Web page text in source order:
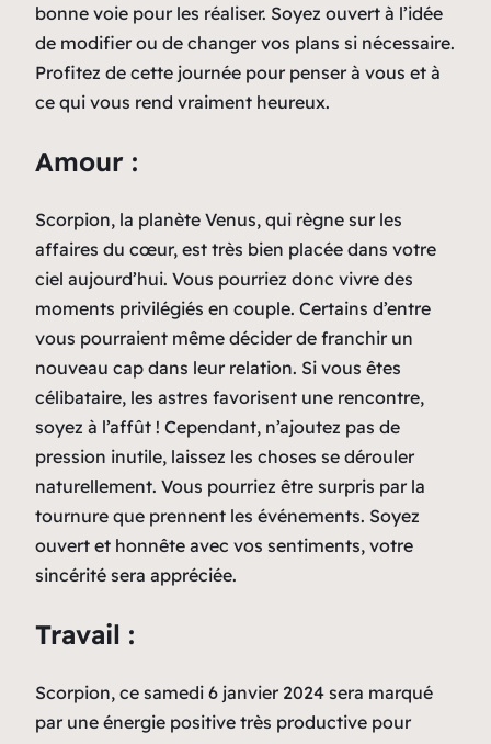
bonne voie pour les réaliser. Soyez ouvert à l’idée
de modifier ou de changer vos plans si nécessaire.
Profitez de cette journée pour penser à vous et à
ce qui vous rend vraiment heureux.
Amour :
Scorpion, la planète Venus, qui règne sur les
affaires du cœur, est très bien placée dans votre
ciel aujourd’hui. Vous pourriez donc vivre des
moments privilégiés en couple. Certains d’entre
vous pourraient même décider de franchir un
nouveau cap dans leur relation. Si vous êtes
célibataire, les astres favorisent une rencontre,
soyez à l’affût ! Cependant, n’ajoutez pas de
pression inutile, laissez les choses se dérouler
naturellement. Vous pourriez être surpris par la
tournure que prennent les événements. Soyez
ouvert et honnête avec vos sentiments, votre
sincérité sera appréciée.
Travail :
Scorpion, ce samedi 6 janvier 2024 sera marqué
par une énergie positive très productive pour